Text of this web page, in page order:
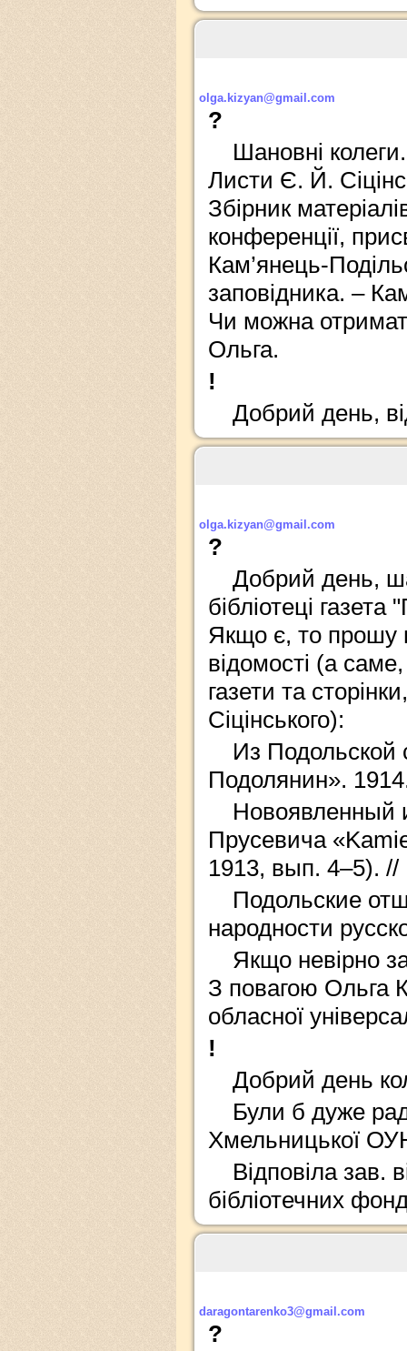
olga.kizyan@gmail.com
?
Шановні
Листи Є. Й.
Збірник
конференції,
Кам’янець-
заповідника. –
Чи можна
Ольга.
!
Добрий день,
olga.kizyan@gmail.com
?
Добрий день,
бібліотеці
Якщо є, то прошу
відомості (а
газети та
Сіцінського):
Из
Подолянин».
Новоявленный
Прусевича
1913, вып. 4–5).
Подольские
народности
Якщо невірно
З повагою Ольга
обласної
!
Добрий день
Були б дуже
Хмельницької
Відповіла зав.
бібліотечних
daragontarenko3@gmail.com
?